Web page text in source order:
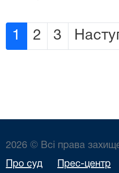
1 2 3
2026 © Всі права
Про суд Прес-центр